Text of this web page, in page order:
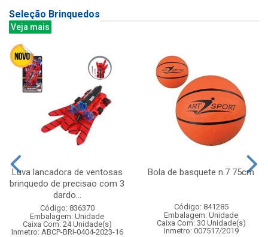
Seleção Brinquedos
Veja mais
Luva lancadora de ventosas
brinquedo de precisao com 3
dardo...
Código: 836370
Embalagem: Unidade
Caixa Com: 24 Unidade(s)
Inmetro: ABCP-BRI-0404-2023-16
Bola de basquete n.7 75cm
Código: 841285
Embalagem: Unidade
Caixa Com: 30 Unidade(s)
Inmetro: 007517/2019